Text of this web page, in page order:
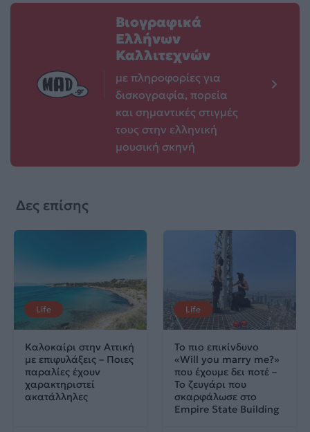
Βιογραφικά
Ελλήνων
Καλλιτεχνών
με πληροφορίες για
δισκογραφία, πορεία
και σημαντικές στιγμές
τους στην ελληνική
μουσική σκηνή
Δες επίσης
Life
Καλοκαίρι στην Αττική
με επιφυλάξεις – Ποιες
παραλίες έχουν
χαρακτηριστεί
ακατάλληλες
Life
Το πιο επικίνδυνο
«Will you marry me?»
που έχουμε δει ποτέ –
Το ζευγάρι που
σκαρφάλωσε στο
Empire State Building